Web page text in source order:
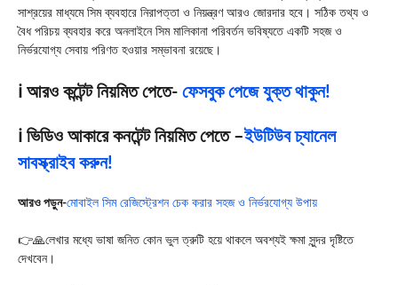
সাশ্রয়ের মাধ্যমে সিম ব্যবহারে নিরাপত্তা ও নিয়ন্ত্রণ আরও জোরদার হবে। সঠিক তথ্য ও
বৈধ পরিচয় ব্যবহার করে অনলাইনে সিম মালিকানা পরিবর্তন ভবিষ্যতে একটি সহজ ও
নির্ভরযোগ্য সেবায় পরিণত হওয়ার সম্ভাবনা রয়েছে।
ℹ️ আরও কন্টেন্ট নিয়মিত পেতে- ফেসবুক পেজে যুক্ত থাকুন!
ℹ️ ভিডিও আকারে কনটেন্ট নিয়মিত পেতে –ইউটিউব চ্যানেল
সাবস্ক্রাইব করুন!
আরও পড়ুন-মোবাইল সিম রেজিস্ট্রেশন চেক করার সহজ ও নির্ভরযোগ্য উপায়
👉🙏লেখার মধ্যে ভাষা জনিত কোন ভুল ত্রুটি হয়ে থাকলে অবশ্যই ক্ষমা সুন্দর দৃষ্টিতে
দেখবেন।